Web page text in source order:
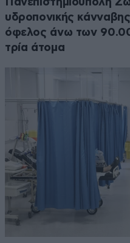
Πανεπιστημιούπολη
υδροπονικής
όφελος άνω των
τρία άτομα